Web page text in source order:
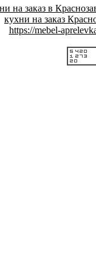
на заказ в
кухни на заказ
https://mebel-